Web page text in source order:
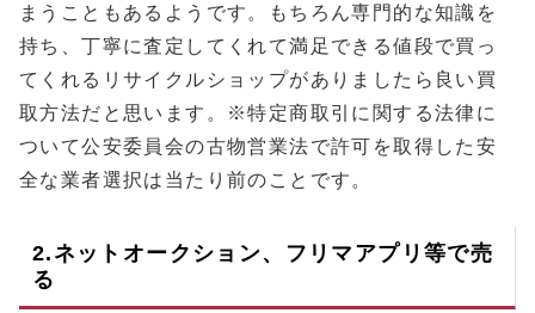
まうこともあるようです。もちろん専門的な知識を
持ち、丁寧に査定してくれて満足できる値段で買っ
てくれるリサイクルショップがありましたら良い買
取方法だと思います。※特定商取引に関する法律に
ついて公安委員会の古物営業法で許可を取得した安
全な業者選択は当たり前のことです。
2.ネットオークション、フリマアプリ等で売
る